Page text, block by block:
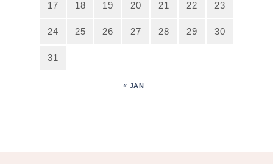
17 18 19 20 21 22 23
24 25 26 27 28 29 30
31
« JAN